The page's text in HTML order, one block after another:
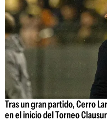
Tras un gran partido, Cerro
en el inicio del Torneo